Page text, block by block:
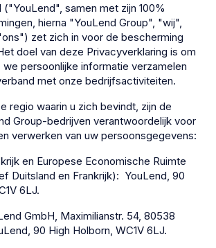
samen met zijn 100%
hierna "YouLend Group", "wij",
zet zich in voor de bescherming
doel van deze Privacyverklaring is om
persoonlijke informatie verzamelen
met onze bedrijfsactiviteiten.
regio waarin u zich bevindt, zijn de
Group-bedrijven verantwoordelijk voor
verwerken van uw persoonsgegevens:
en Europese Economische Ruimte
Duitsland en Frankrijk): YouLend, 90
6LJ.
GmbH, Maximilianstr. 54, 80538
90 High Holborn, WC1V 6LJ.